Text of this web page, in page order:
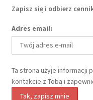
Zapisz się i odbierz
Adres email:
Ta strona użyje informacji
kontakcie z Tobą i